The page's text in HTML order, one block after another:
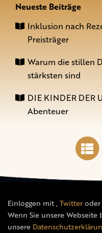
Neueste Beiträge
Inklusion nach
Preisträger
Warum die stillen
stärksten sind
DIE KINDER DER
Abenteuer
Einloggen mit, Twitteroder
Wenn Sie unsere
unsere